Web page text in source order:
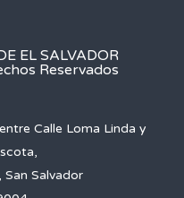
EL SALVADOR
Reservados
Calle Loma Linda y
San Salvador